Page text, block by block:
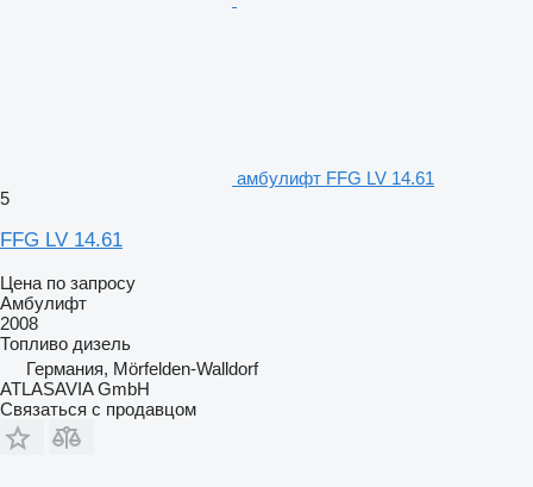
амбулифт FFG LV 14.61
5
FFG LV 14.61
Цена по запросу
Амбулифт
2008
Топливо дизель
Германия, Mörfelden-Walldorf
ATLASAVIA GmbH
Связаться с продавцом